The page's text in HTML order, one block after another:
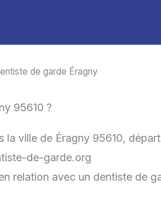
de garde Éragny
95610 ?
la ville de Éragny 95610,
de-garde.org
relation avec un dentiste de